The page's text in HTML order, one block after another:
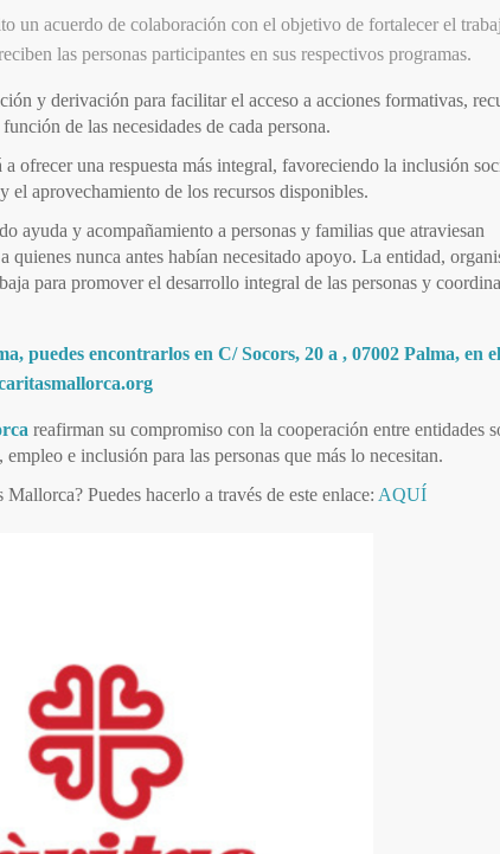
un acuerdo de colaboración con el objetivo de fortalecer el
las personas participantes en sus respectivos programas.
y derivación para facilitar el acceso a acciones formativas,
de las necesidades de cada persona.
ofrecer una respuesta más integral, favoreciendo la inclusión
aprovechamiento de los recursos disponibles.
ayuda y acompañamiento a personas y familias que atraviesan
quienes nunca antes habían necesitado apoyo. La entidad,
para promover el desarrollo integral de las personas y
puedes encontrarlos en C/ Socors, 20 a , 07002 Palma, en el
reafirman su compromiso con la cooperación entre entidades
e inclusión para las personas que más lo necesitan.
Puedes hacerlo a través de este enlace: AQUÍ